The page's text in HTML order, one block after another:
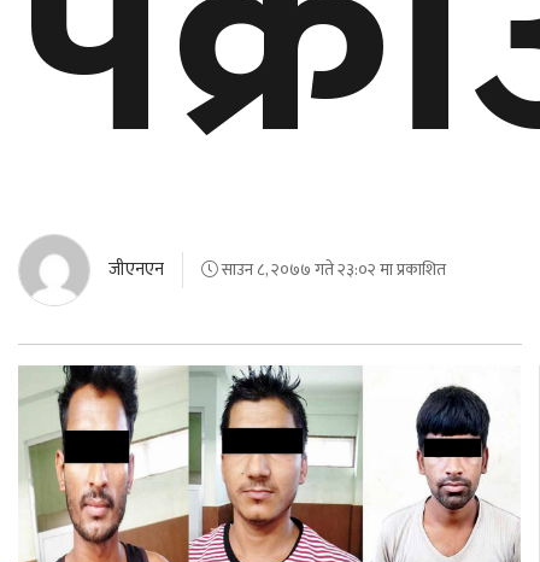
जीएनएन साउन ८, २०७७ गते २३:०२ मा प्रकाशित